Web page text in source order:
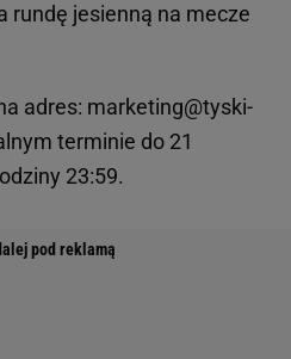
rundę jesienną na mecze
adres: marketing@tyski-
terminie do 21
23:59.